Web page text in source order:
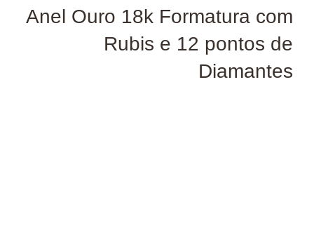
Anel Ouro 18k Formatura com
Rubis e 12 pontos de
Diamantes